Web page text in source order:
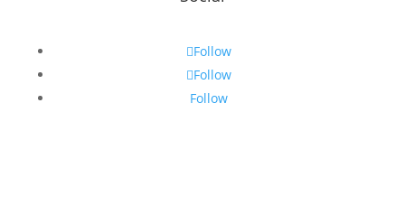
Follow
Follow
Follow